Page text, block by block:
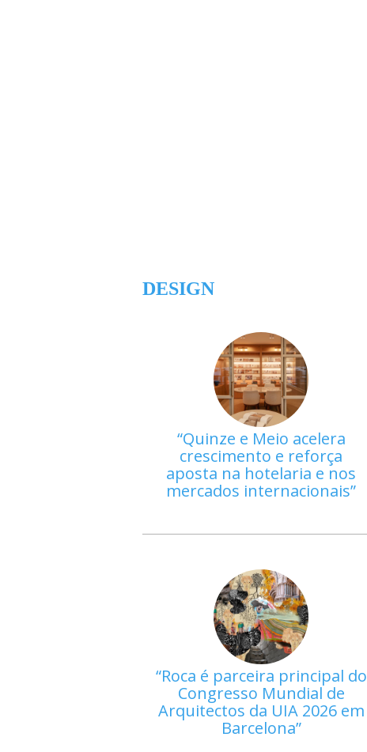
DESIGN
Quinze e Meio acelera
crescimento e reforça
aposta na hotelaria e nos
mercados internacionais
Roca é parceira principal do
Congresso Mundial de
Arquitectos da UIA 2026 em
Barcelona